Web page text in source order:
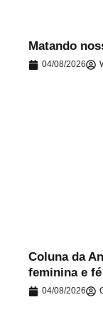
Matando
04/08/2026
Coluna da
feminina e fé
04/08/2026